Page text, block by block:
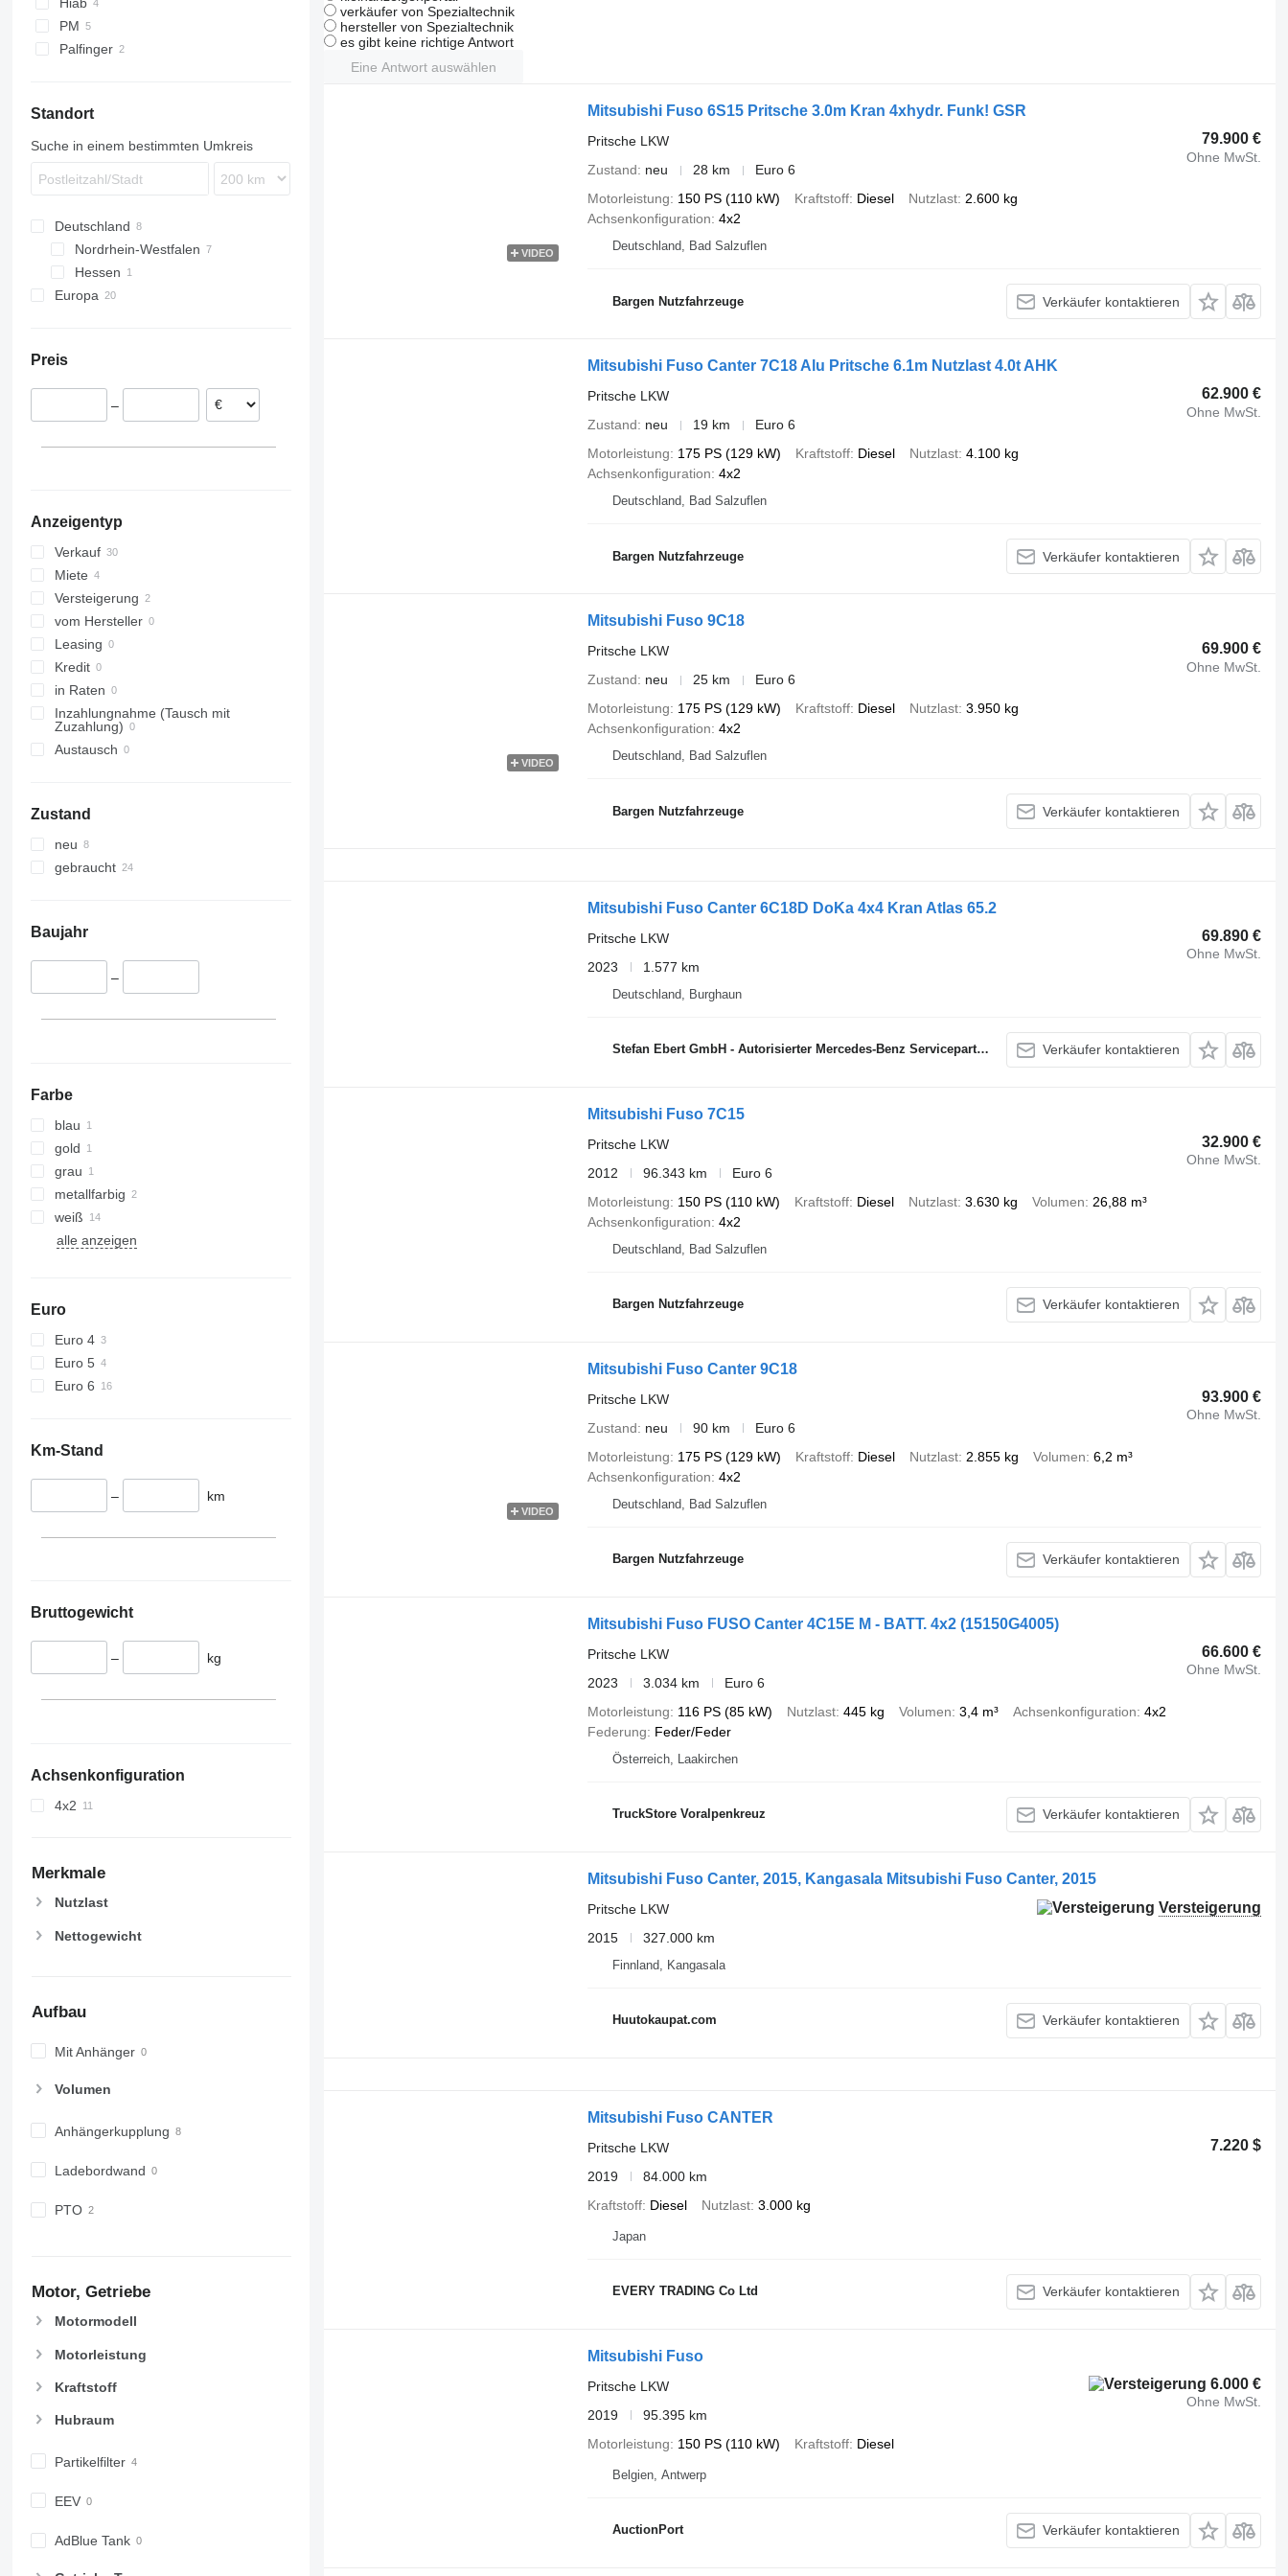
PM
Palfinger
Standort
Suche in einem bestimmten Umkreis
Deutschland
Nordrhein-Westfalen
Bielefeld
Bottrop
Hessen
Burghaun
Europa
Kroatien
Finnland
Preis
–
Anzeigentyp
Verkauf
Miete
Versteigerung
vom Hersteller
Leasing
Kredit
in Raten
Inzahlungnahme (Tausch mit
Zuzahlung)
Austausch
Zustand
neu
gebraucht
Baujahr
–
Farbe
blau
gold
grau
metallfarbig
weiß
alle anzeigen
Euro
Euro 4
Euro 5
Euro 6
Km-Stand
– km
Bruttogewicht
– kg
Achsenkonfiguration
4x2
Merkmale
Nutzlast
Nettogewicht
Aufbau
Mit Anhänger
Volumen
Anhängerkupplung
Ladebordwand
PTO
Motor, Getriebe
Motormodell
Motorleistung
Kraftstoff
Hubraum
Partikelfilter
EEV
AdBlue Tank
verkäufer von Spezialtechnik
hersteller von Spezialtechnik
es gibt keine richtige Antwort
Eine Antwort auswählen
VIDEO
Mitsubishi Fuso 6S15 Pritsche 3.0m Kran 4xhydr. Funk! GSR
79.900 €
Ohne MwSt.
Pritsche LKW
Zustand
neu 28 km
Euro 6
Motorleistung
150 PS (110 kW) Kraftstoff Diesel Nutzlast 2.600 kg
Achsenkonfiguration 4x2
Deutschland, Bad Salzuflen
Bargen Nutzfahrzeuge Verkäufer kontaktieren
Mitsubishi Fuso Canter 7C18 Alu Pritsche 6.1m Nutzlast 4.0t AHK
62.900 €
Ohne MwSt.
Pritsche LKW
Zustand
neu 19 km
Euro 6
Motorleistung
175 PS (129 kW) Kraftstoff Diesel Nutzlast 4.100 kg
Achsenkonfiguration 4x2
Deutschland, Bad Salzuflen
Bargen Nutzfahrzeuge Verkäufer kontaktieren
VIDEO
Mitsubishi Fuso 9C18
69.900 €
Ohne MwSt.
Pritsche LKW
Zustand
neu 25 km
Euro 6
Motorleistung
175 PS (129 kW) Kraftstoff Diesel Nutzlast 3.950 kg
Achsenkonfiguration 4x2
Deutschland, Bad Salzuflen
Bargen Nutzfahrzeuge Verkäufer kontaktieren
Mitsubishi Fuso Canter 6C18D DoKa 4x4 Kran Atlas 65.2
69.890 €
Ohne MwSt.
Pritsche LKW
2023
1.577 km
Deutschland, Burghaun
Stefan Ebert GmbH - Autorisierter Mercedes-Benz Servicepartner Verkäufer kontaktieren
Mitsubishi Fuso 7C15
32.900 €
Ohne MwSt.
Pritsche LKW
2012
96.343 km
Euro 6
Motorleistung
150 PS (110 kW) Kraftstoff Diesel Nutzlast 3.630 kg Volumen
26,88 m³
Achsenkonfiguration 4x2
Deutschland, Bad Salzuflen
Bargen Nutzfahrzeuge Verkäufer kontaktieren
VIDEO
Mitsubishi Fuso Canter 9C18
93.900 €
Ohne MwSt.
Pritsche LKW
Zustand
neu 90 km
Euro 6
Motorleistung
175 PS (129 kW) Kraftstoff Diesel Nutzlast 2.855 kg Volumen 6,2 m³
Achsenkonfiguration 4x2
Deutschland, Bad Salzuflen
Bargen Nutzfahrzeuge Verkäufer kontaktieren
Mitsubishi Fuso FUSO Canter 4C15E M - BATT. 4x2 (15150G4005)
66.600 €
Ohne MwSt.
Pritsche LKW
2023
3.034 km
Euro 6
Motorleistung
116 PS (85 kW) Nutzlast 445 kg Volumen 3,4 m³ Achsenkonfiguration 4x2
Federung
Feder/Feder
Österreich, Laakirchen
TruckStore Voralpenkreuz Verkäufer kontaktieren
Mitsubishi Fuso Canter, 2015, Kangasala Mitsubishi Fuso Canter, 2015
Versteigerung
Pritsche LKW
2015
327.000 km
Finnland, Kangasala
Huutokaupat.com Verkäufer kontaktieren
Mitsubishi Fuso CANTER
7.220 $
Pritsche LKW
2019
84.000 km
Kraftstoff Diesel Nutzlast 3.000 kg
Japan
EVERY TRADING Co Ltd Verkäufer kontaktieren
Mitsubishi Fuso
6.000 €
Ohne MwSt.
Pritsche LKW
2019
95.395 km
Motorleistung
150 PS (110 kW) Kraftstoff Diesel
Belgien, Antwerp
AuctionPort Verkäufer kontaktieren